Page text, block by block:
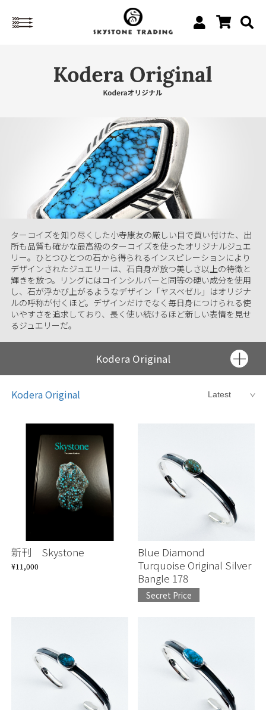
ターコイズを知り尽くした小寺康友の厳しい目で買い付けた、出
所も品質も確かな最高級のターコイズを使ったオリジナルジュエ
リー。ひとつひとつの石から得られるインスピレーションにより
デザインされたジュエリーは、石自身が放つ美しさ以上の特徴と
輝きを放つ。リングにはコインシルバーと同等の硬い成分を使用
し、石が浮かび上がるようなデザイン「ヤスベゼル」はオリジナ
ルの呼称が付くほど。デザインだけでなく毎日身につけられる使
いやすさを追求しており、長く使い続けるほど新しい表情を見せ
るジュエリーだ。
Kodera Original
Ring
Bracelet
Pendant
Buckle
Earrings/Pierce
Kodera Original
新刊 Skystone
¥11,000
Blue Diamond
Turquoise Original Silver
Bangle 178
Secret Price